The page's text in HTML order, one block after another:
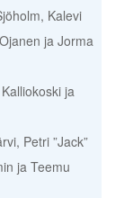
Kalevi
ja Jorma
ja
Petri ”Jack”
ja Teemu